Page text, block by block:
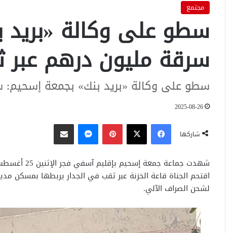
مجتمع
سطو على وكالة
سرقة مليون درهم عبر
سطو على وكالة «بريد بنك» بجمعة إسحيم:
2025-08-26
شاركها
فيسبوك ‫X بينتيريست
شهدت جماعة جمعة إسحيم بإقليم آسفي فجر الإثنين 25 أغسطس 2025 عملية
اقتحم الجناة قاعة الخزنة عبر ثقب في الجدار يربطها بمسكن
لشحن الصراف الآلي.